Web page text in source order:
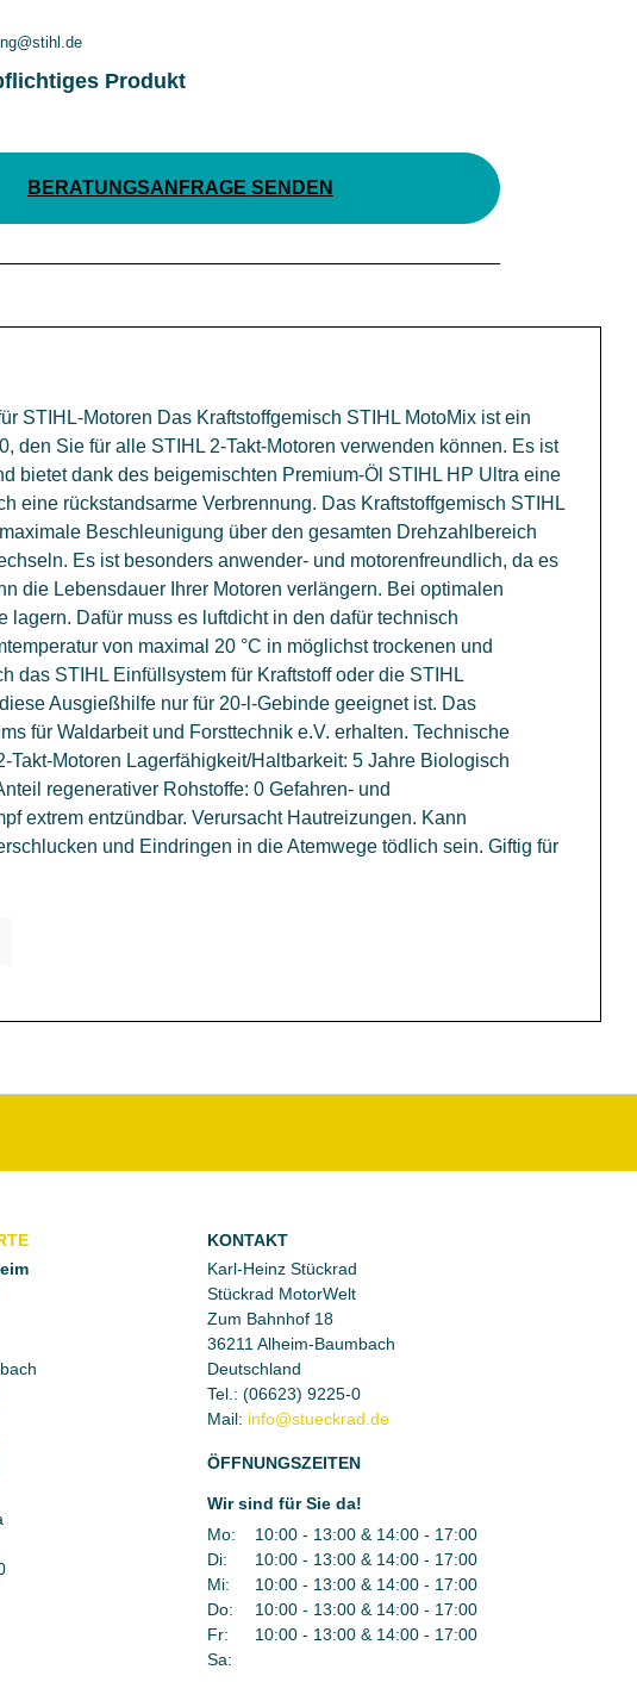
Produkt
BERATUNGSANFRAGE SENDEN
STIHL-Motoren Das Kraftstoffgemisch STIHL MotoMix ist ein
den Sie für alle STIHL 2-Takt-Motoren verwenden können. Es ist
bietet dank des beigemischten Premium-Öl STIHL HP Ultra eine
eine rückstandsarme Verbrennung. Das Kraftstoffgemisch STIHL
Beschleunigung über den gesamten Drehzahlbereich
Es ist besonders anwender- und motorenfreundlich, da es
die Lebensdauer Ihrer Motoren verlängern. Bei optimalen
Dafür muss es luftdicht in den dafür technisch
von maximal 20 °C in möglichst trockenen und
das STIHL Einfüllsystem für Kraftstoff oder die STIHL
Ausgießhilfe nur für 20-l-Gebinde geeignet ist. Das
für Waldarbeit und Forsttechnik e.V. erhalten. Technische
Motoren Lagerfähigkeit/Haltbarkeit: 5 Jahre Biologisch
regenerativer Rohstoffe: 0 Gefahren- und
extrem entzündbar. Verursacht Hautreizungen. Kann
und Eindringen in die Atemwege tödlich sein. Giftig für
KONTAKT
Karl-Heinz Stückrad
Stückrad MotorWelt
Zum Bahnhof 18
36211 Alheim-Baumbach
Deutschland
Tel.: (06623) 9225-0
Mail:
ÖFFNUNGSZEITEN
Wir sind für Sie da!
Mo:
10:00 - 13:00 & 14:00 - 17:00
Di:
10:00 - 13:00 & 14:00 - 17:00
Mi:
10:00 - 13:00 & 14:00 - 17:00
Do:
10:00 - 13:00 & 14:00 - 17:00
Fr:
10:00 - 13:00 & 14:00 - 17:00
Sa: